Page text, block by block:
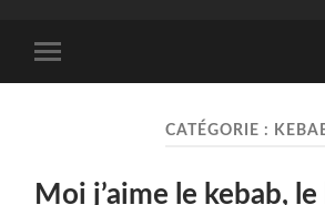
mobile
CATÉGORIE :
Moi j’aime le kebab,